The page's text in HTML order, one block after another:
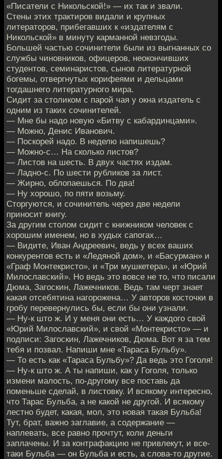
«Писатели с Никольской!» — их так и звали.
Стены этих трактиров видали и крупных
литераторов, прибегавших к «издателям с
Никольской» в минуту карманной невзгоды.
Большей частью сочинители были из выгнанных со
службы чиновников, офицеров, неокончивших
студентов, семинаристов, сынов литературной
богемы, отвергнутых корифеями и дельцами
тогдашнего литературного мира.
Сидит за столиком с парой чая у окна издатель с
одним из таких сочинителей.
— Мне бы надо новую «Битву с кабардинцами».
— Можно, Денис Иванович.
— Поскорей надо. В неделю напишешь?
— Можно-с… На сколько листов?
— Листов на шесть. В двух частях издам.
— Ладно-с. По шести рубликов за лист.
— Жирно, облопаешься. По два!
— Ну хорошо, по пяти возьму.
Сторгуются, и сочинитель через две недели
приносит книгу.
За другим столом сидит с книжником человек с
хорошим именем, но в худых сапогах…
— Видите, Иван Андреевич, ведь у всех ваших
конкурентов есть и «Ледяной дом», и «Басурман» и
«Граф Монтекристо», и «Три мушкетера», и «Юрий
Милославский». Но ведь это вовсе не то, что писали
Дюма, Загоскин, Лажечников. Ведь там черт знает
какая отсебятина нагорожена… У авторов косточки в
гробу перевернулись бы, если бы они узнали.
— Ну-к што ж. И у меня они есть… У каждого свой
«Юрий Милославский», и свой «Монтекристо» — и
подписи: Загоскин, Лажечников, Дюма. Вот я за тем
тебя и позвал. Напиши мне «Тараса Бульбу».
— То есть как «Тараса Бульбу»? Да ведь это Гоголя!
— Ну-к што ж. А ты напиши, как у Гоголя, только
измени малость, по-другому все поставь да
поменьше сделай, в листовку. И всякому интересно,
что Тарас Бульба, а не какой не другой. И всякому
лестно будет, какая, мол, это новая такая Бульба!
Тут, брат, важно заглавие, а содержание —
наплевать, все равно прочтут, коли деньги
заплачены. И за контрафакцию не привлекут, и все-
таки Бульба — он Бульба и есть, а слова-то другие.